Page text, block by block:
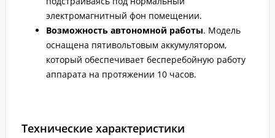
электромагнитный фон помещении.
Возможность автономной работы. Модель
оснащена пятивольтовым аккумулятором,
который обеспечивает бесперебойную работу
аппарата на протяжении 10 часов.
Технические характеристики